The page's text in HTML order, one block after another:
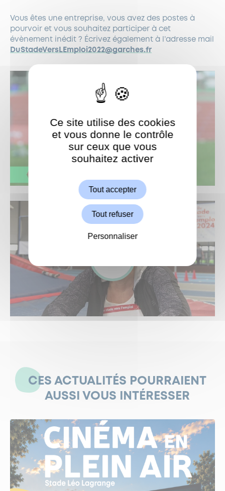
Vous êtes une entreprise, vous avez des postes à
pourvoir et vous souhaitez participer à cet
évènement inédit ? Écrivez également à l’adresse mail
DuStadeVersLEmploi2022@garches.fr
CES ACTUALITÉS POURRAIENT
AUSSI VOUS INTÉRESSER
ShareThis est désactivé.
Ce site utilise des cookies
et vous donne le contrôle
sur ceux que vous
souhaitez activer
Tout accepter
Tout refuser
Personnaliser